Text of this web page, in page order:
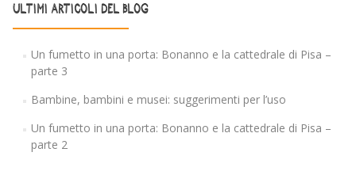
ULTIMI ARTICOLI DEL BLOG
Un fumetto in una porta: Bonanno e la cattedrale di Pisa –
parte 3
Bambine, bambini e musei: suggerimenti per l’uso
Un fumetto in una porta: Bonanno e la cattedrale di Pisa –
parte 2